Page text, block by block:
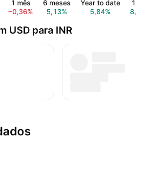
1 mês
−0,36%
6 meses
5,13%
Year to date
5,84%
1
USD para INR